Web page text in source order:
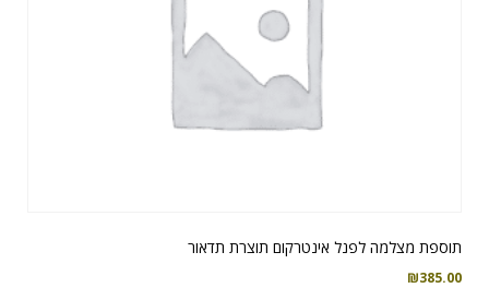
תוספת מצלמה לפנל אינטרקום תוצרת תדאור
₪385.00